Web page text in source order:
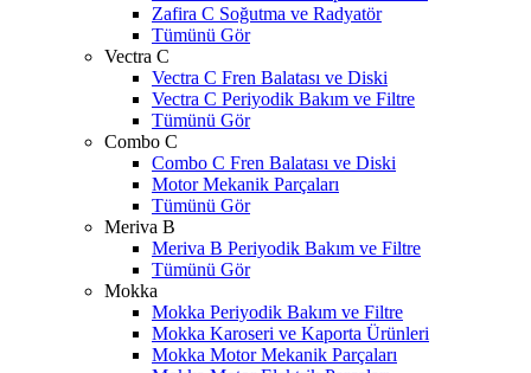
Zafira C Soğutma ve Radyatör
Tümünü Gör
Vectra C
Vectra C Fren Balatası ve Diski
Vectra C Periyodik Bakım ve Filtre
Tümünü Gör
Combo C
Combo C Fren Balatası ve Diski
Motor Mekanik Parçaları
Tümünü Gör
Meriva B
Meriva B Periyodik Bakım ve Filtre
Tümünü Gör
Mokka
Mokka Periyodik Bakım ve Filtre
Mokka Karoseri ve Kaporta Ürünleri
Mokka Motor Mekanik Parçaları